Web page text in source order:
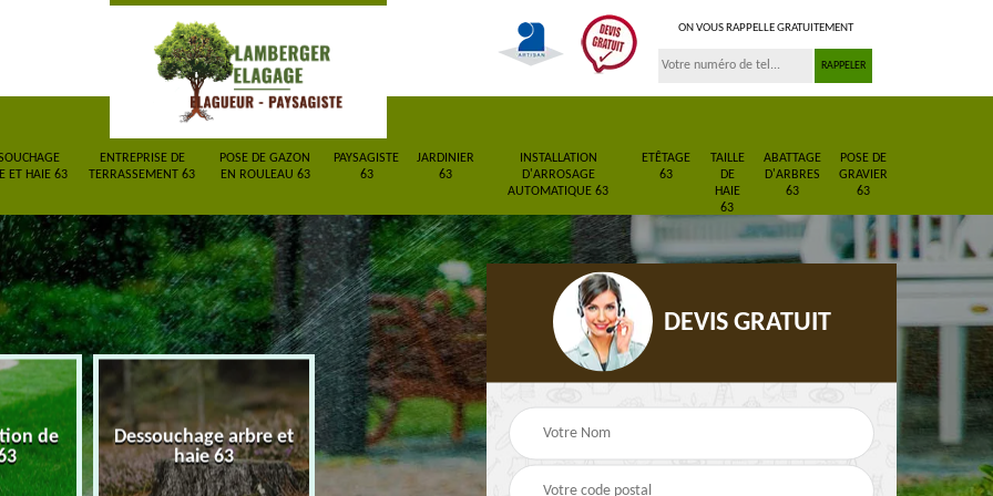
ON VOUS RAPPELLE GRATUITEMENT
ET HAIE 63
ENTREPRISE DE
TERRASSEMENT 63
POSE DE GAZON
EN ROULEAU 63
PAYSAGISTE
63
JARDINIER
63
INSTALLATION
D'ARROSAGE
AUTOMATIQUE 63
ETÊTAGE
63
TAILLE
DE
HAIE
63
ABATTAGE
D'ARBRES
63
POSE DE
GRAVIER
63
de
Dessouchage arbre et
haie 63
Entreprise de
terrassement 63
Pose de gazon en
rouleau 63
Paysagiste 63
DEVIS GRATUIT